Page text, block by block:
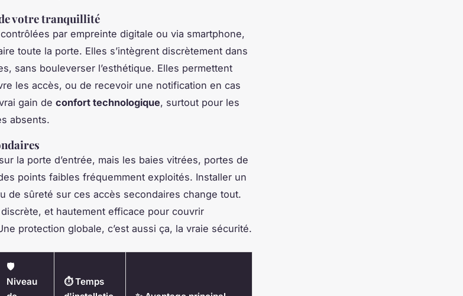
votre tranquillité
par empreinte digitale ou via smartphone,
toute la porte. Elles s’intègrent discrètement dans
sans bouleverser l’esthétique. Elles permettent
les accès, ou de recevoir une notification en cas
gain de confort technologique, surtout pour les
absents.
la porte d’entrée, mais les baies vitrées, portes de
points faibles fréquemment exploités. Installer un
de sûreté sur ces accès secondaires change tout.
et hautement efficace pour couvrir
protection globale, c’est aussi ça, la vraie sécurité.
🛡️
Niveau
⏱️ Temps